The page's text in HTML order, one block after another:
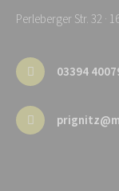
Perleberger Str. 32 ·
03394